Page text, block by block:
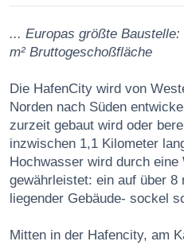
... Europas größte
m² Bruttogeschoßfläche
Die HafenCity wird von
Norden nach Süden
zurzeit gebaut wird oder
inzwischen 1,1 Kilometer
Hochwasser wird durch eine
gewährleistet: ein auf über 8
liegender Gebäude- sockel
Mitten in der Hafencity, am